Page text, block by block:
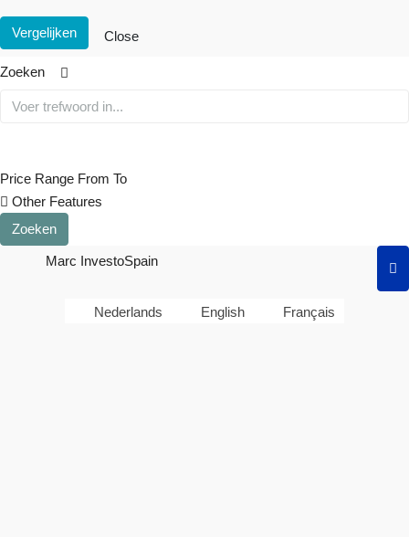
Vergelijken Close
Zoeken
Price Range From To
Other Features
Zoeken
Marc InvestoSpain
Nederlands English Français